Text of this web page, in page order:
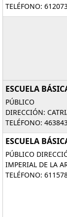
TELÉFONO:
ESCUELA
PÚBLICO
DIRECCIÓN:
TELÉFONO:
ESCUELA
PÚBLICO
IMPERIAL DE LA
TELÉFONO: